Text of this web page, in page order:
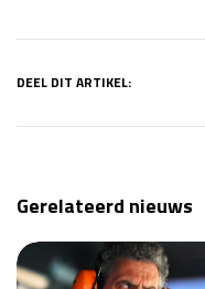
DEEL DIT ARTIKEL:
Gerelateerd nieuws